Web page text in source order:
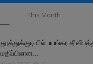
This Month
தூத்துக்குடியில் பயங்கர தீ
மதிப்பிலான...